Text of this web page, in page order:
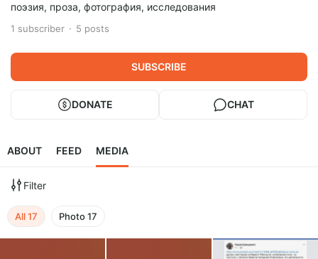
поэзия, проза, фотография, исследования
1 subscriber 5 posts
SUBSCRIBE
DONATE CHAT
ABOUT FEED MEDIA
Filter
All17 Photo17